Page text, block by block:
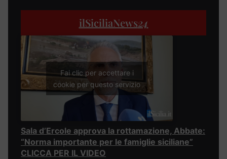
ilSiciliaNews24
Fai clic per accettare i
cookie per questo servizio
Sala d’Ercole approva la rottamazione, Abbate:
“Norma importante per le famiglie siciliane”
CLICCA PER IL VIDEO